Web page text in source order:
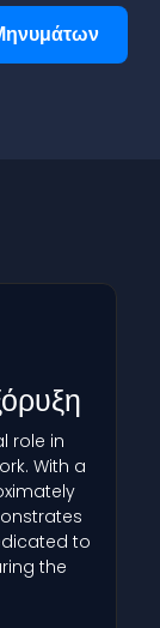
role in
With a
to
the